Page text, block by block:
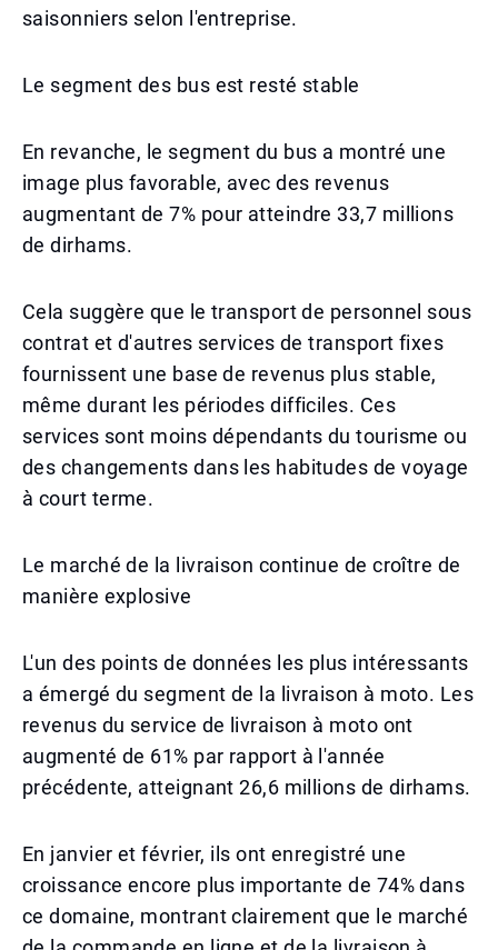
saisonniers selon l'entreprise.
Le segment des bus est resté stable
En revanche, le segment du bus a montré une
image plus favorable, avec des revenus
augmentant de 7% pour atteindre 33,7 millions
de dirhams.
Cela suggère que le transport de personnel sous
contrat et d'autres services de transport fixes
fournissent une base de revenus plus stable,
même durant les périodes difficiles. Ces
services sont moins dépendants du tourisme ou
des changements dans les habitudes de voyage
à court terme.
Le marché de la livraison continue de croître de
manière explosive
L'un des points de données les plus intéressants
a émergé du segment de la livraison à moto. Les
revenus du service de livraison à moto ont
augmenté de 61% par rapport à l'année
précédente, atteignant 26,6 millions de dirhams.
En janvier et février, ils ont enregistré une
croissance encore plus importante de 74% dans
ce domaine, montrant clairement que le marché